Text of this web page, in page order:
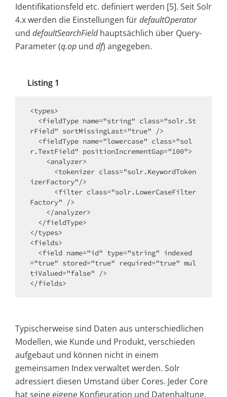
Identifikationsfeld etc. definiert werden [5]. Seit Solr
4.x werden die Einstellungen fürdefaultOperator
und defaultSearchFieldhauptsächlich über Query-
Parameter (q.op und df) angegeben.
Listing 1
<types>
rField" sortMissingLast="true" />
r.TextField" positionIncrementGap="100">
izerFactory"/>
Factory" />
</types>
<fields>
="true" stored="true" required="true" mul
tiValued="false" />
</fields>
Typischerweise sind Daten aus unterschiedlichen
Modellen, wie Kunde und Produkt, verschieden
aufgebaut und können nicht in einem
gemeinsamen Index verwaltet werden. Solr
adressiert diesen Umstand über Cores. Jeder Core
hat seine eigene Konfiguration und Datenhaltung.